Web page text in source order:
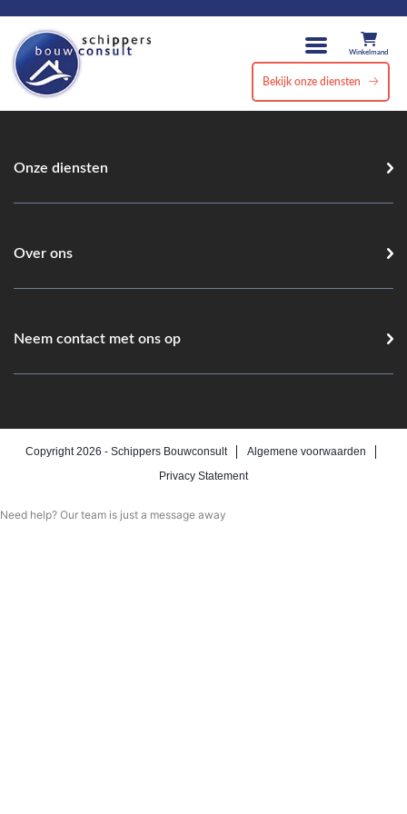
Winkelmand
Bekijk onze diensten
Onze diensten
Over ons
Neem contact met ons op
Copyright 2026 - Schippers Bouwconsult
Algemene voorwaarden
Privacy Statement
Need help? Our team is just a message away